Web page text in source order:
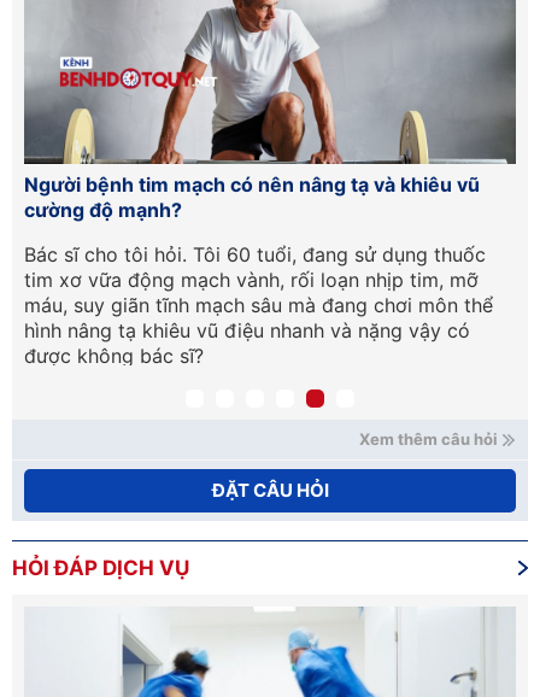
Người bệnh tim mạch có nên nâng tạ và khiêu vũ
cường độ mạnh?
Bác sĩ cho tôi hỏi. Tôi 60 tuổi, đang sử dụng thuốc
tim xơ vữa động mạch vành, rối loạn nhịp tim, mỡ
máu, suy giãn tĩnh mạch sâu mà đang chơi môn thể
hình nâng tạ khiêu vũ điệu nhanh và nặng vậy có
được không bác sĩ?
Xem thêm câu hỏi
ĐẶT CÂU HỎI
HỎI ĐÁP DỊCH VỤ